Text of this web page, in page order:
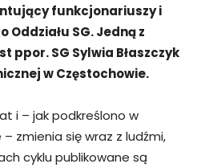
funkcjonariuszy i
SG. Jedną z
ppor. SG Sylwia Błaszczyk
w Częstochowie.
i – jak podkreślono w
zmienia się wraz z ludźmi,
cyklu publikowane są